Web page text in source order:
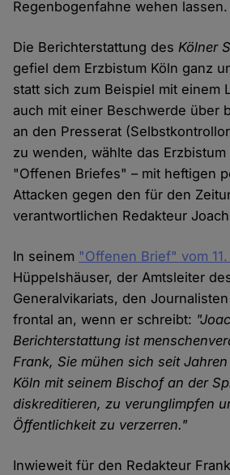
Regenbogenfahne wehen lassen.
Die Berichterstattung desKölner
gefiel dem Erzbistum Köln ganz
statt sich zum Beispiel mit einem
auch mit einer Beschwerde über
an den Presserat
zu wenden, wählte das
"Offenen Briefes" – mit heftigen
Attacken gegen den für den
verantwortlichen Redakteur
In seinem "Offenen Brief" vom
Hüppelshäuser, der Amtsleiter
Generalvikariats, den
frontal an, wenn er schreibt:
Berichterstattung ist
Frank, Sie mühen sich seit
Köln mit seinem Bischof an der
diskreditieren, zu verunglimpfen
Öffentlichkeit zu verzerren."
Inwieweit für den Redakteur Frank